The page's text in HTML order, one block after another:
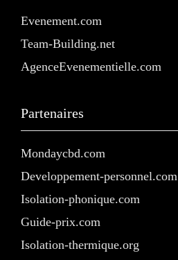
Evenement.com
Team-Building.net
AgenceEvenementielle.com
Partenaires
Mondaycbd.com
Developpement-personnel.com
Isolation-phonique.com
Guide-prix.com
Isolation-thermique.org